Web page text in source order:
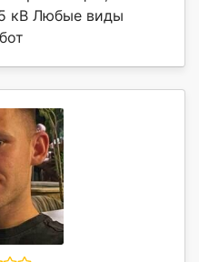
кВ Любые виды